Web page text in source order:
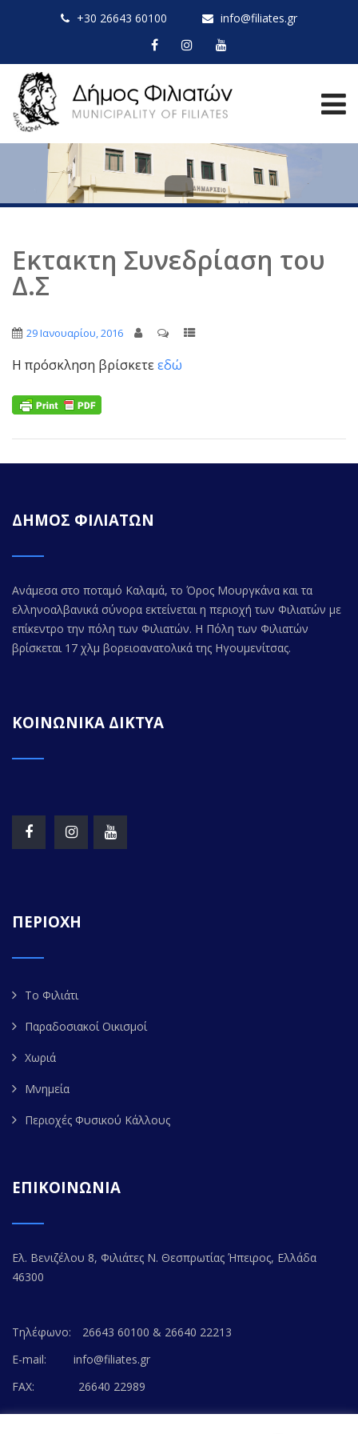
+30 26643 60100 info@filiates.gr
Εκτακτη Συνεδρίαση του
Δ.Σ
29 Ιανουαρίου, 2016
Η πρόσκληση βρίσκετεεδώ
ΔΗΜΟΣ ΦΙΛΙΑΤΩΝ
Ανάμεσα στο ποταμό Καλαμά, το Όρος Μουργκάνα και τα
ελληνοαλβανικά σύνορα εκτείνεται η περιοχή των Φιλιατών με
επίκεντρο την πόλη των Φιλιατών. Η Πόλη των Φιλιατών
βρίσκεται 17 χλμ βορειοανατολικά της Ηγουμενίτσας.
ΚΟΙΝΩΝΙΚΑ ΔΙΚΤΥΑ
ΠΕΡΙΟΧΗ
Το Φιλιάτι
Παραδοσιακοί Οικισμοί
Χωριά
Μνημεία
Περιοχές Φυσικού Κάλλους
ΕΠΙΚΟΙΝΩΝΙΑ
Ελ. Βενιζέλου 8, Φιλιάτες Ν. Θεσπρωτίας Ήπειρος, Ελλάδα
46300
Τηλέφωνο:
26643 60100 & 26640 22213
E-mail:
info@filiates.gr
FAX:
26640 22989